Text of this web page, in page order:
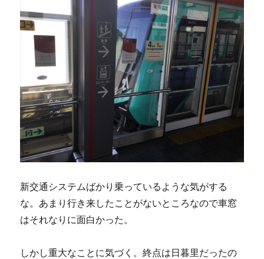
新交通システムばかり乗っているような気がする
な。あまり行き来したことがないところなので車窓
はそれなりに面白かった。
しかし重大なことに気づく。終点は日暮里だったの